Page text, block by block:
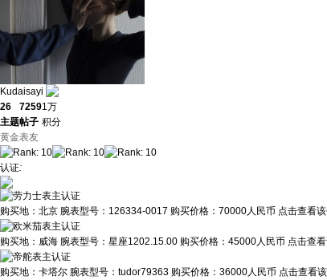
Kudaisayi
26
主题
7259
帖子
1万
积分
黄金表友
认证:
购买地： 北京 腕表型号： 126334-0017 购买价格： 70000人民币 点击查看
购买地： 威海 腕表型号： 星座1202.15.00 购买价格： 45000人民币 点击查
购买地： 卡塔尔 腕表型号： tudor79363 购买价格： 36000人民币 点击查看